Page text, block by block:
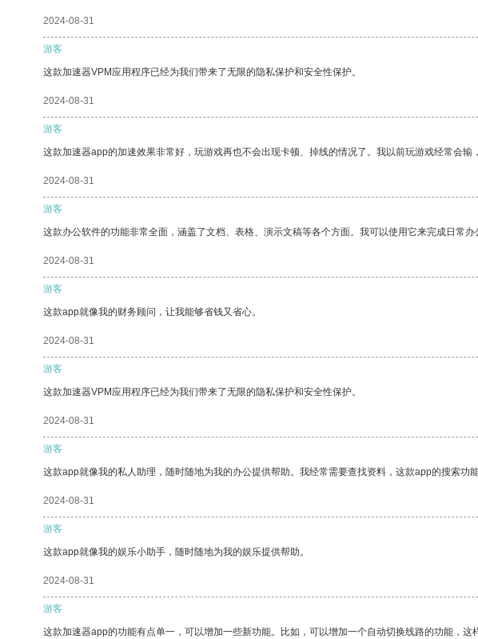
2024-08-31
游客
这款加速器VPM应用程序已经为我们带来了无限的隐私保护和安全性保护。
2024-08-31
游客
这款加速器app的加速效果非常好，玩游戏再也不会出现卡顿、掉线的情况了。我以前玩游戏经常会输
2024-08-31
游客
这款办公软件的功能非常全面，涵盖了文档、表格、演示文稿等各个方面。我可以使用它来完成日常办
2024-08-31
游客
这款app就像我的财务顾问，让我能够省钱又省心。
2024-08-31
游客
这款加速器VPM应用程序已经为我们带来了无限的隐私保护和安全性保护。
2024-08-31
游客
这款app就像我的私人助理，随时随地为我的办公提供帮助。我经常需要查找资料，这款app的搜索功
2024-08-31
游客
这款app就像我的娱乐小助手，随时随地为我的娱乐提供帮助。
2024-08-31
游客
这款加速器app的功能有点单一，可以增加一些新功能。比如，可以增加一个自动切换线路的功能，这